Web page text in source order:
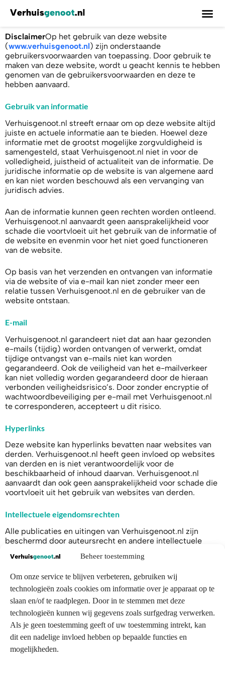
Beheer toestemming
Om onze service te blijven verbeteren, gebruiken wij
technologieën zoals cookies om informatie over je apparaat op te
slaan en/of te raadplegen. Door in te stemmen met deze
technologieën kunnen wij gegevens zoals surfgedrag verwerken.
Als je geen toestemming geeft of uw toestemming intrekt, kan
dit een nadelige invloed hebben op bepaalde functies en
mogelijkheden.
DisclaimerOp het gebruik van deze website
(www.verhuisgenoot.nl) zijn onderstaande
gebruikersvoorwaarden van toepassing. Door gebruik te
maken van deze website, wordt u geacht kennis te hebben
genomen van de gebruikersvoorwaarden en deze te
hebben aanvaard.
Gebruik van informatie
Verhuisgenoot.nl streeft ernaar om op deze website altijd
juiste en actuele informatie aan te bieden. Hoewel deze
informatie met de grootst mogelijke zorgvuldigheid is
samengesteld, staat Verhuisgenoot.nl niet in voor de
volledigheid, juistheid of actualiteit van de informatie. De
juridische informatie op de website is van algemene aard
en kan niet worden beschouwd als een vervanging van
juridisch advies.
Aan de informatie kunnen geen rechten worden ontleend.
Verhuisgenoot.nl aanvaardt geen aansprakelijkheid voor
schade die voortvloeit uit het gebruik van de informatie of
de website en evenmin voor het niet goed functioneren
van de website.
Op basis van het verzenden en ontvangen van informatie
via de website of via e-mail kan niet zonder meer een
relatie tussen Verhuisgenoot.nl en de gebruiker van de
website ontstaan.
E-mail
Verhuisgenoot.nl garandeert niet dat aan haar gezonden
e-mails (tijdig) worden ontvangen of verwerkt, omdat
tijdige ontvangst van e-mails niet kan worden
gegarandeerd. Ook de veiligheid van het e-mailverkeer
kan niet volledig worden gegarandeerd door de hieraan
verbonden veiligheidsrisico’s. Door zonder encryptie of
wachtwoordbeveiliging per e-mail met Verhuisgenoot.nl
te corresponderen, accepteert u dit risico.
Hyperlinks
Deze website kan hyperlinks bevatten naar websites van
derden. Verhuisgenoot.nl heeft geen invloed op websites
van derden en is niet verantwoordelijk voor de
beschikbaarheid of inhoud daarvan. Verhuisgenoot.nl
aanvaardt dan ook geen aansprakelijkheid voor schade die
voortvloeit uit het gebruik van websites van derden.
Intellectuele eigendomsrechten
Alle publicaties en uitingen van Verhuisgenoot.nl zijn
beschermd door auteursrecht en andere intellectuele
commercieel gebruik, mag niets uit deze publicaties en
gekopieerd of op een andere manier openbaar worden
gemaakt, zonder dat Verhuisgenoot.nl daar vooraf
schriftelijke toestemming voor heeft gegeven.
Contactgegevens